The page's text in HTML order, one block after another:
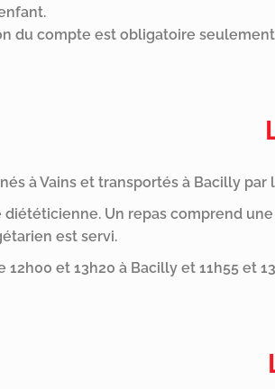
du compte est obligatoire
à Vains et transportés à Bacilly
diététicienne. Un repas comprend
est servi.
et 13h20 à Bacilly et 11h55 et